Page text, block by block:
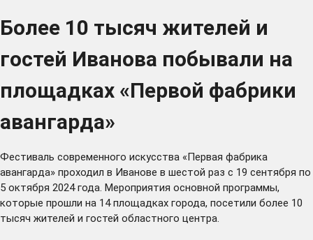
Более 10 тысяч жителей и
гостей Иванова побывали на
площадках «Первой фабрики
авангарда»
Фестиваль современного искусства «Первая фабрика
авангарда» проходил в Иванове в шестой раз с 19 сентября по
5 октября 2024 года. Мероприятия основной программы,
которые прошли на 14 площадках города, посетили более 10
тысяч жителей и гостей областного центра.